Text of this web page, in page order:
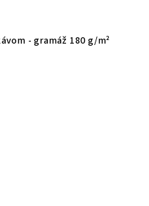
- gramáž 180 g/m²